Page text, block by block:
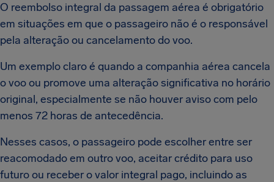
O reembolso integral da passagem aérea é obrigatório
em situações em que o passageiro não é o responsável
pela alteração ou cancelamento do voo.
Um exemplo claro é quando a companhia aérea cancela
o voo ou promove uma alteração significativa no horário
original, especialmente se não houver aviso com pelo
menos 72 horas de antecedência.
Nesses casos, o passageiro pode escolher entre ser
reacomodado em outro voo, aceitar crédito para uso
futuro ou receber o valor integral pago, incluindo as